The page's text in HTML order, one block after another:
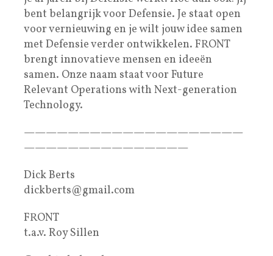
bent belangrijk voor Defensie. Je staat open
voor vernieuwing en je wilt jouw idee samen
met Defensie verder ontwikkelen. FRONT
brengt innovatieve mensen en ideeën
samen. Onze naam staat voor Future
Relevant Operations with Next-generation
Technology.
————————————————————
———————————————
Dick Berts
dickberts@gmail.com
FRONT
t.a.v. Roy Sillen